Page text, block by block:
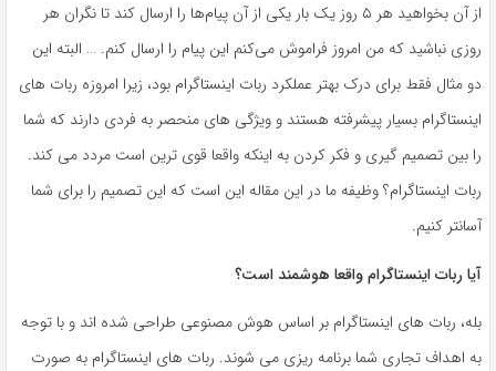
از آن بخواهید هر ۵ روز یک بار یکی از آن پیام‌ها را ارسال کند تا نگران هر
روزی نباشید که من امروز فراموش می‌کنم این پیام را ارسال کنم. … البته این
دو مثال فقط برای درک بهتر عملکرد ربات اینستاگرام بود، زیرا امروزه ربات های
اینستاگرام بسیار پیشرفته هستند و ویژگی های منحصر به فردی دارند که شما
را بین تصمیم گیری و فکر کردن به اینکه واقعا قوی ترین است مردد می کند.
ربات اینستاگرام؟ وظیفه ما در این مقاله این است که این تصمیم را برای شما
آسانتر کنیم.
آیا ربات اینستاگرام واقعا هوشمند است؟
بله، ربات های اینستاگرام بر اساس هوش مصنوعی طراحی شده اند و با توجه
به اهداف تجاری شما برنامه ریزی می شوند. ربات های اینستاگرام به صورت